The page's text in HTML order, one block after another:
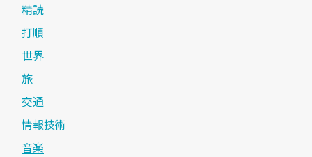
精読
打順
世界
旅
交通
情報技術
音楽